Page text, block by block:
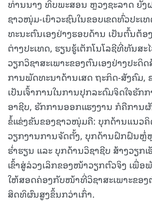
ທ່ານນາງ ທິບພະສອນ ຫຼວງຊະລາດ ຍັງ
ຊາວໜຸ່ມ-ເຍົາວະຊົນໃນຂອບເຂດທົ່ວປະເທ
ທະນະຕົນເອງຢ່າງຮອບດ້ານ ເປັນຕົ້ນຕ້ອ
ຕ່າງປະເທດ, ຮຽນຮູ້ເຕັກໂນໂລຊີທີ່ທັນສ
ວຽກວິຊາສະເພາະຂອງຕົນເອງຢ່າງປະດິ
ການພັດທະນາດ້ານເສດ ຖະກິດ-ສັງຄົມ,
ເປັນເຈົ້າການໃນການປຸກລະດົມຈິດໃຈຮັກ
ອາຊີບ, ຮັກການອອກແຮງງານ ກໍຄືການ
ຂໍ້ແຂ່ງຂັນຂອງຊາວໜຸ່ມຄື: ບຸກດ້ານແນວ
ວຽກງານການຈັດຕັ້ງ, ບຸກດ້ານຝຶກຝົນຫຼໍ່
ຮໍ່າຮຽນ ແລະ ບຸກດ້ານວິຊາຊີບ ສ້າງວຽກ
ເຂົ້າສູ່ລ່ວງເລິກຂອງໜ້າວຽກຕົວຈິງ ເພື່ອ
ໃຫ້ສອດຄ່ອງກັບໜ້າທີ່ວິຊາສະເພາະຂອງ
ສິດທິຜົນສູງຂຶ້ນກວ່າເກົ່າ.